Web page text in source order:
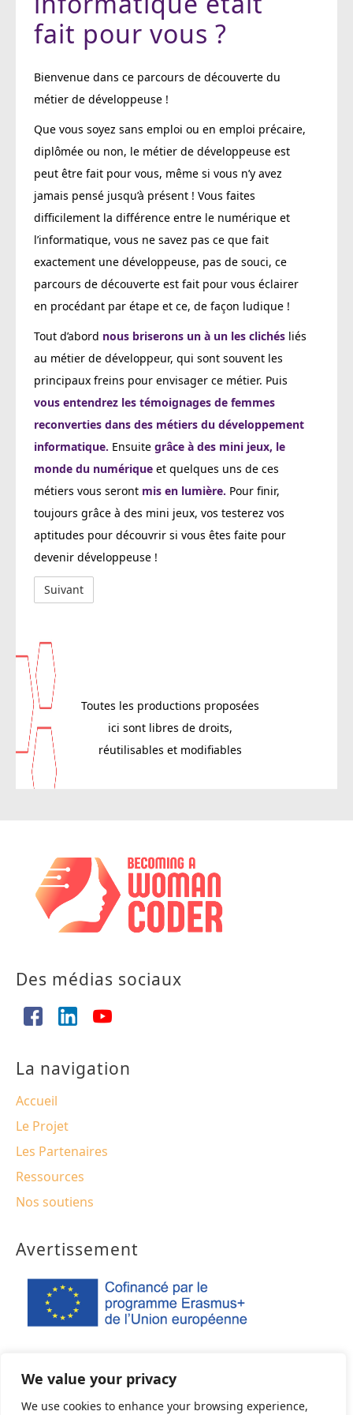
We value your privacy
We use cookies to enhance your browsing experience,
fait pour vous ?
Bienvenue dans ce parcours de découverte du
métier de développeuse !
Que vous soyez sans emploi ou en emploi précaire,
diplômée ou non, le métier de développeuse est
peut être fait pour vous, même si vous n’y avez
jamais pensé jusqu’à présent ! Vous faites
difficilement la différence entre le numérique et
l’informatique, vous ne savez pas ce que fait
exactement une développeuse, pas de souci, ce
parcours de découverte est fait pour vous éclairer
en procédant par étape et ce, de façon ludique !
Tout d’abord nous briserons un à un les clichésliés
au métier de développeur, qui sont souvent les
principaux freins pour envisager ce métier. Puis
vous entendrez les témoignages de femmes
reconverties dans des métiers du développement
informatique. Ensuite grâce à des mini jeux, le
monde du numériqueet quelques uns de ces
métiers vous seront mis en lumière. Pour finir,
toujours grâce à des mini jeux, vos testerez vos
aptitudes pour découvrir si vous êtes faite pour
devenir développeuse !
Toutes les productions proposées
ici sont libres de droits,
réutilisables et modifiables
Des médias sociaux
La navigation
Accueil
Le Projet
Les Partenaires
Ressources
Nos soutiens
Avertissement
Erasmus+ de l'Union européenne. Ce site web n'engage que
son auteur et la Commission ne peut être tenue